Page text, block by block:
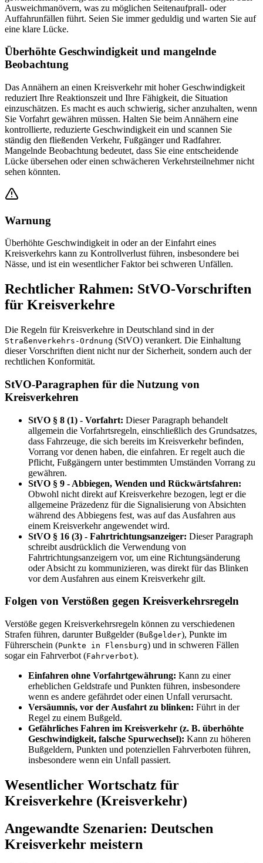
Ausweichmanövern, was zu möglichen Seitenaufprall- oder
Auffahrunfällen führt. Seien Sie immer geduldig und warten Sie auf
eine klare Lücke.
Überhöhte Geschwindigkeit und mangelnde
Beobachtung
Das Annähern an einen Kreisverkehr mit hoher Geschwindigkeit
reduziert Ihre Reaktionszeit und Ihre Fähigkeit, die Situation
einzuschätzen. Es macht es auch schwierig, sicher anzuhalten, wenn
Sie Vorfahrt gewähren müssen. Halten Sie beim Annähern eine
kontrollierte, reduzierte Geschwindigkeit ein und scannen Sie
ständig den fließenden Verkehr, Fußgänger und Radfahrer.
Mangelnde Beobachtung bedeutet, dass Sie eine entscheidende
Lücke übersehen oder einen schwächeren Verkehrsteilnehmer nicht
sehen könnten.
Warnung
Überhöhte Geschwindigkeit in oder an der Einfahrt eines
Kreisverkehrs kann zu Kontrollverlust führen, insbesondere bei
Nässe, und ist ein wesentlicher Faktor bei schweren Unfällen.
Rechtlicher Rahmen: StVO-Vorschriften
für Kreisverkehre
Die Regeln für Kreisverkehre in Deutschland sind in der
Straßenverkehrs-Ordnung (StVO) verankert. Die Einhaltung
dieser Vorschriften dient nicht nur der Sicherheit, sondern auch der
rechtlichen Konformität.
StVO-Paragraphen für die Nutzung von
Kreisverkehren
StVO § 8 (1) - Vorfahrt: Dieser Paragraph behandelt
allgemein die Vorfahrtsregeln, einschließlich des Grundsatzes,
dass Fahrzeuge, die sich bereits im Kreisverkehr befinden,
Vorrang vor denen haben, die einfahren. Er regelt auch die
Pflicht, Fußgängern unter bestimmten Umständen Vorrang zu
gewähren.
StVO § 9 - Abbiegen, Wenden und Rückwärtsfahren:
Obwohl nicht direkt auf Kreisverkehre bezogen, legt er die
allgemeine Präzedenz für die Signalisierung von Absichten
während des Abbiegens fest, was auf das Ausfahren aus
einem Kreisverkehr angewendet wird.
StVO § 16 (3) - Fahrtrichtungsanzeiger: Dieser Paragraph
schreibt ausdrücklich die Verwendung von
Fahrtrichtungsanzeigern vor, um eine Richtungsänderung
oder Absicht zu kommunizieren, was direkt für das Blinken
vor dem Ausfahren aus einem Kreisverkehr gilt.
Folgen von Verstößen gegen Kreisverkehrsregeln
Verstöße gegen Kreisverkehrsregeln können zu verschiedenen
Strafen führen, darunter Bußgelder (Bußgelder), Punkte im
Führerschein (Punkte in Flensburg) und in schweren Fällen
sogar ein Fahrverbot (Fahrverbot).
Einfahren ohne Vorfahrtgewährung: Kann zu einer
erheblichen Geldstrafe und Punkten führen, insbesondere
wenn es andere gefährdet oder einen Unfall verursacht.
Versäumnis, vor der Ausfahrt zu blinken: Führt in der
Regel zu einem Bußgeld.
Gefährliches Fahren im Kreisverkehr (z. B. überhöhte
Geschwindigkeit, falsche Spurwechsel): Kann zu höheren
Bußgeldern, Punkten und potenziellen Fahrverboten führen,
insbesondere wenn ein Unfall passiert.
Wesentlicher Wortschatz für
Kreisverkehre (Kreisverkehr)
Angewandte Szenarien: Deutschen
Kreisverkehr meistern